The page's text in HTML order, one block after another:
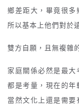
鄉差距大，畢竟很多
所以基本上他們對於
雙方自願，且無複雜
家庭關係必然是最
都是考量，現在的年
當然文化上還是需要